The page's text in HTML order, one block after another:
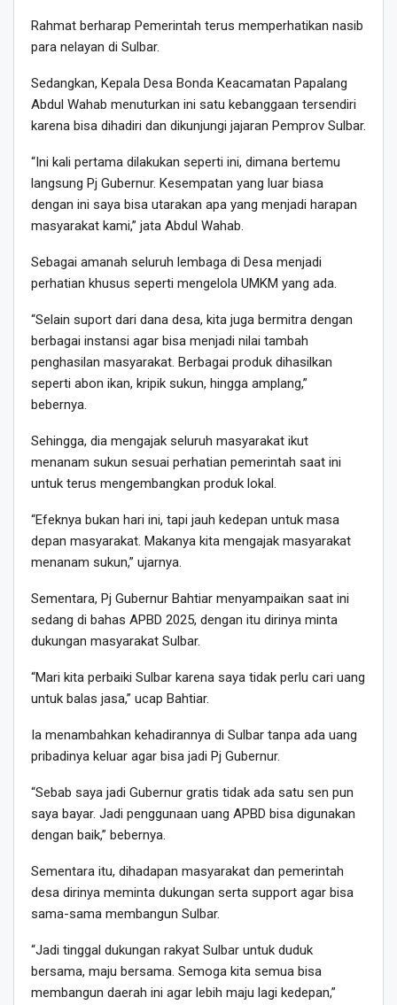
Rahmat berharap Pemerintah terus memperhatikan nasib
para nelayan di Sulbar.
Sedangkan, Kepala Desa Bonda Keacamatan Papalang
Abdul Wahab menuturkan ini satu kebanggaan tersendiri
karena bisa dihadiri dan dikunjungi jajaran Pemprov Sulbar.
“Ini kali pertama dilakukan seperti ini, dimana bertemu
langsung Pj Gubernur. Kesempatan yang luar biasa
dengan ini saya bisa utarakan apa yang menjadi harapan
masyarakat kami,” jata Abdul Wahab.
Sebagai amanah seluruh lembaga di Desa menjadi
perhatian khusus seperti mengelola UMKM yang ada.
“Selain suport dari dana desa, kita juga bermitra dengan
berbagai instansi agar bisa menjadi nilai tambah
penghasilan masyarakat. Berbagai produk dihasilkan
seperti abon ikan, kripik sukun, hingga amplang,”
bebernya.
Sehingga, dia mengajak seluruh masyarakat ikut
menanam sukun sesuai perhatian pemerintah saat ini
untuk terus mengembangkan produk lokal.
“Efeknya bukan hari ini, tapi jauh kedepan untuk masa
depan masyarakat. Makanya kita mengajak masyarakat
menanam sukun,” ujarnya.
Sementara, Pj Gubernur Bahtiar menyampaikan saat ini
sedang di bahas APBD 2025, dengan itu dirinya minta
dukungan masyarakat Sulbar.
“Mari kita perbaiki Sulbar karena saya tidak perlu cari uang
untuk balas jasa,” ucap Bahtiar.
Ia menambahkan kehadirannya di Sulbar tanpa ada uang
pribadinya keluar agar bisa jadi Pj Gubernur.
“Sebab saya jadi Gubernur gratis tidak ada satu sen pun
saya bayar. Jadi penggunaan uang APBD bisa digunakan
dengan baik,” bebernya.
Sementara itu, dihadapan masyarakat dan pemerintah
desa dirinya meminta dukungan serta support agar bisa
sama-sama membangun Sulbar.
“Jadi tinggal dukungan rakyat Sulbar untuk duduk
bersama, maju bersama. Semoga kita semua bisa
membangun daerah ini agar lebih maju lagi kedepan,”